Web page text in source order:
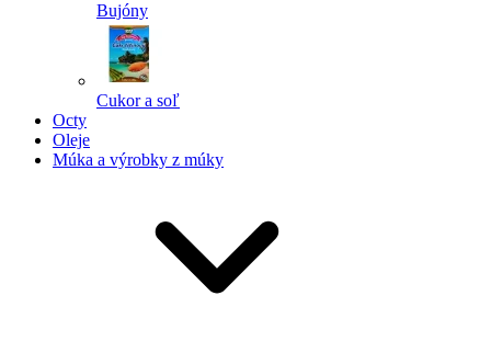
Bujóny
Cukor a soľ
Octy
Oleje
Múka a výrobky z múky